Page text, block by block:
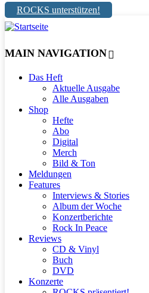
ROCKS unterstützen!
MAIN NAVIGATION
Das Heft
Aktuelle Ausgabe
Alle Ausgaben
Shop
Hefte
Abo
Digital
Merch
Bild & Ton
Meldungen
Features
Interviews & Stories
Album der Woche
Konzertberichte
Rock In Peace
Reviews
CD & Vinyl
Buch
DVD
Konzerte